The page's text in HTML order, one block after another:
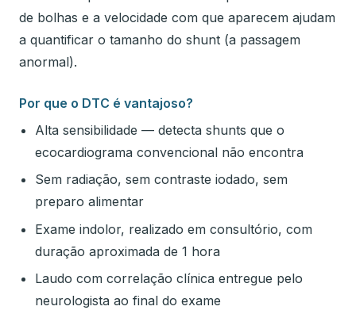
de bolhas e a velocidade com que aparecem ajudam
a quantificar o tamanho do shunt (a passagem
anormal).
Por que o DTC é vantajoso?
Alta sensibilidade — detecta shunts que o
ecocardiograma convencional não encontra
Sem radiação, sem contraste iodado, sem
preparo alimentar
Exame indolor, realizado em consultório, com
duração aproximada de 1 hora
Laudo com correlação clínica entregue pelo
neurologista ao final do exame